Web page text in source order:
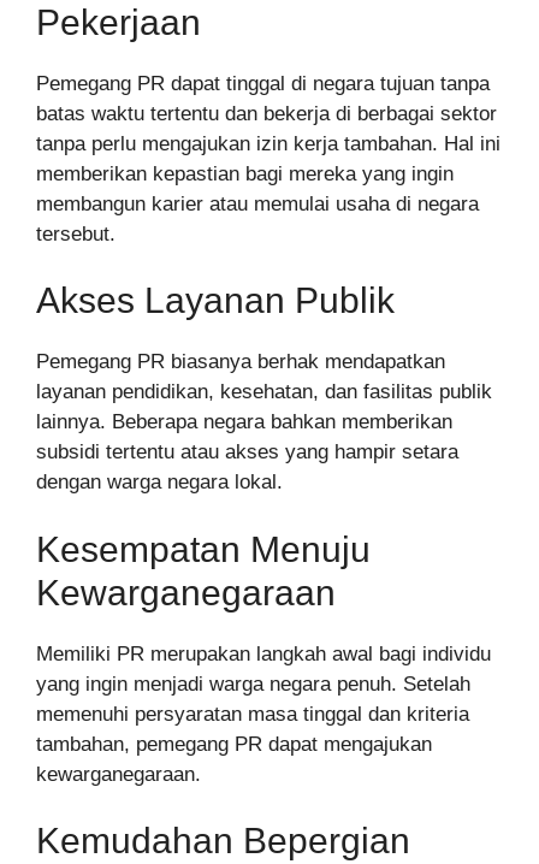
Pekerjaan
Pemegang PR dapat tinggal di negara tujuan tanpa
batas waktu tertentu dan bekerja di berbagai sektor
tanpa perlu mengajukan izin kerja tambahan. Hal ini
memberikan kepastian bagi mereka yang ingin
membangun karier atau memulai usaha di negara
tersebut.
Akses Layanan Publik
Pemegang PR biasanya berhak mendapatkan
layanan pendidikan, kesehatan, dan fasilitas publik
lainnya. Beberapa negara bahkan memberikan
subsidi tertentu atau akses yang hampir setara
dengan warga negara lokal.
Kesempatan Menuju
Kewarganegaraan
Memiliki PR merupakan langkah awal bagi individu
yang ingin menjadi warga negara penuh. Setelah
memenuhi persyaratan masa tinggal dan kriteria
tambahan, pemegang PR dapat mengajukan
kewarganegaraan.
Kemudahan Bepergian